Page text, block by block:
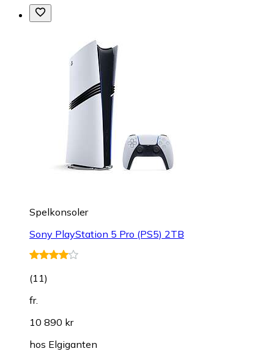
Spelkonsoler
Sony PlayStation 5 Pro (PS5) 2TB
(11)
fr.
10 890 kr
hos Elgiganten